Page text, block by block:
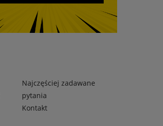
Najczęściej zadawane
pytania
Kontakt